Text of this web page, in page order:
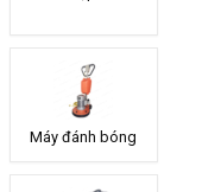
Máy đánh bóng